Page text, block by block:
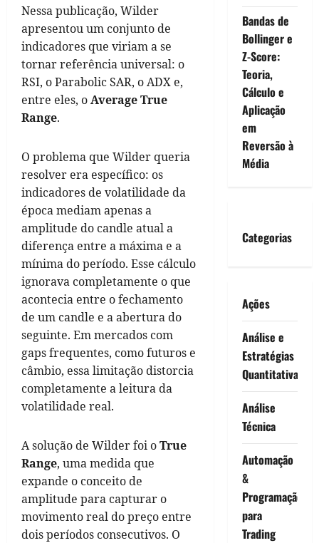
Nessa publicação, Wilder
apresentou um conjunto de
indicadores que viriam a se
tornar referência universal: o
RSI, o Parabolic SAR, o ADX e,
entre eles, oAverage True
Range.
O problema que Wilder queria
resolver era específico: os
indicadores de volatilidade da
época mediam apenas a
amplitude do candle atual a
diferença entre a máxima e a
mínima do período. Esse cálculo
ignorava completamente o que
acontecia entre o fechamento
de um candle e a abertura do
seguinte. Em mercados com
gaps frequentes, como futuros e
câmbio, essa limitação distorcia
completamente a leitura da
volatilidade real.
A solução de Wilder foi oTrue
Range, uma medida que
expande o conceito de
amplitude para capturar o
movimento real do preço entre
dois períodos consecutivos. O
Bandas de
Bollinger e
Z-Score:
Teoria,
Cálculo e
Aplicação
em
Reversão à
Média
Categorias
Ações
Análise e
Estratégias
Quantitativa
Análise
Técnica
Automação
&
Programação
para
Trading